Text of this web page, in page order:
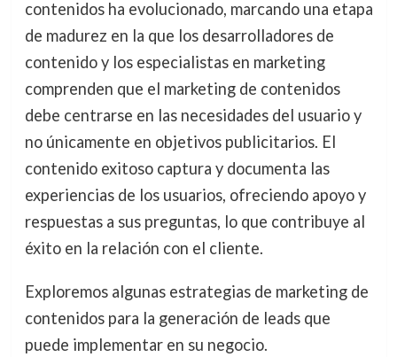
contenidos ha evolucionado, marcando una etapa
de madurez en la que los desarrolladores de
contenido y los especialistas en marketing
comprenden que el marketing de contenidos
debe centrarse en las necesidades del usuario y
no únicamente en objetivos publicitarios. El
contenido exitoso captura y documenta las
experiencias de los usuarios, ofreciendo apoyo y
respuestas a sus preguntas, lo que contribuye al
éxito en la relación con el cliente.
Exploremos algunas estrategias de marketing de
contenidos para la generación de leads que
puede implementar en su negocio.